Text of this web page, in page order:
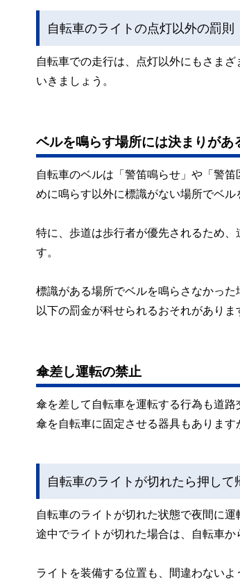
自転車のライトの点灯以外の罰則
自転車での走行は、点灯以外にもさま
いきましょう。
ベルを鳴らす場所には決まりがあ
自転車のベルは「警笛鳴らせ」や「警
めに鳴らす以外に標識がない場所でベ
特に、歩道は歩行者が優先されるため
す。
標識がある場所でベルを鳴らさなかっ
以下の罰金が科せられるおそれがありま
傘差し運転の禁止
傘を差して自転車を運転する行為も道
傘を自転車に固定させる器具もあります
自転車のライトが切れたら押して
自転車のライトが切れた状態で夜間に
途中でライトが切れた場合は、自転車か
ライトを装備する位置も、間違わない